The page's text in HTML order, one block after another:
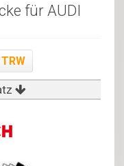
für AUDI
TRW